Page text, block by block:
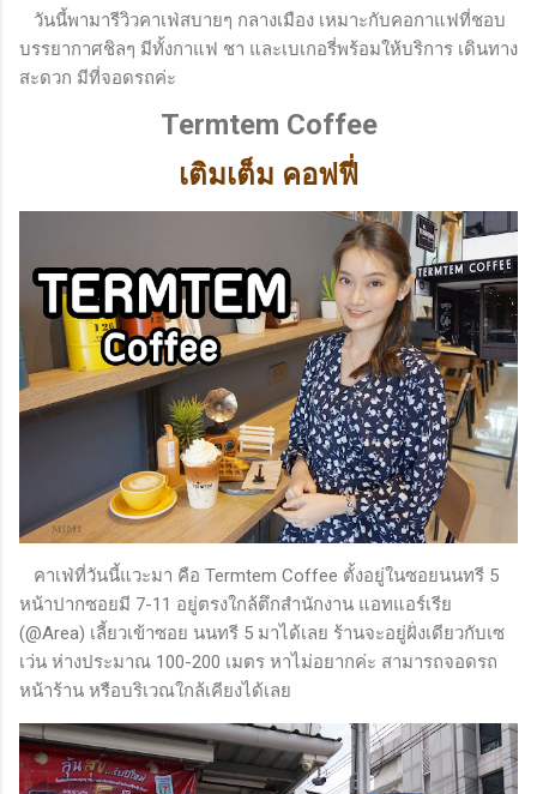
เดียวกัน ประมาณ 2-3 นาที ทาวันละ 2 ครั้ง เช้า - เย็น ความรู้สึก
ขณะใช้ : เนื้อเจลเป็นแบบซิล...
วันนี้พามารีวิวคาเฟ่สบายๆ กลางเมือง เหมาะกับคอกาแฟที่ชอบ
บรรยากาศชิลๆ มีทั้งกาแฟ ชา และเบเกอรี่พร้อมให้บริการ เดินทาง
สะดวก มีที่จอดรถค่ะ
Termtem Coffee
เติมเต็ม คอฟฟี่
คาเฟ่ที่วันนี้แวะมา คือ Termtem Coffee ตั้งอยู่ในซอยนนทรี 5
หน้าปากซอยมี 7-11 อยู่ตรงใกล้ตึกสำนักงาน แอทแอร์เรีย
(@Area) เลี้ยวเข้าซอย นนทรี 5 มาได้เลย ร้านจะอยู่ฝั่งเดียวกับเซ
เว่น ห่างประมาณ 100-200 เมตร หาไม่อยากค่ะ สามารถจอดรถ
หน้าร้าน หรือบริเวณใกล้เคียงได้เลย